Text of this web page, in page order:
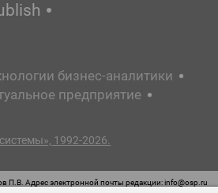
бизнес-аналитики
предприятие
1992-2026.
П.В. Адрес электронной почты редакции: info@osp.ru